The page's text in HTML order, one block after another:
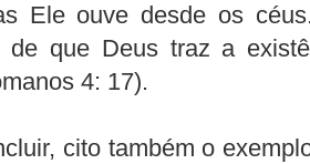
Ele ouve desde os
de que Deus traz a
4: 17).
cito também o